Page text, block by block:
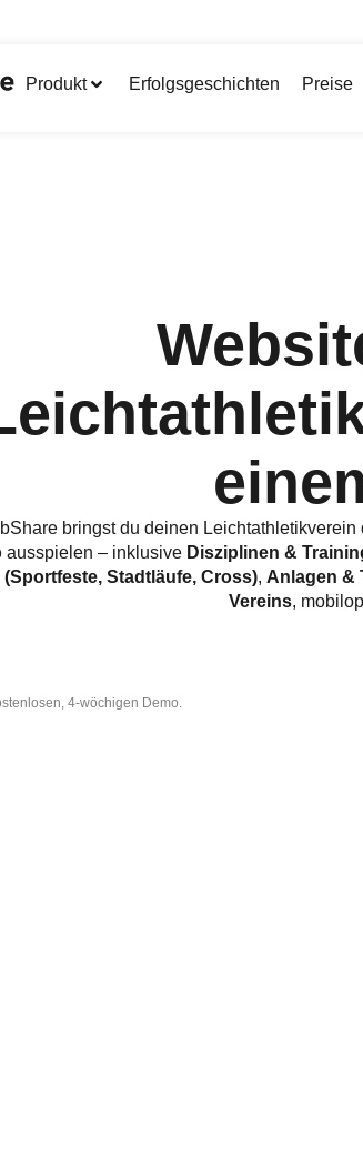
Produkt Erfolgsgeschichten Preise
bringst du deinen
ausspielen – inklusive Disziplinen &
(Sportfeste, Stadtläufe, Cross), Anlagen &
Vereins,
4-wöchigen Demo.